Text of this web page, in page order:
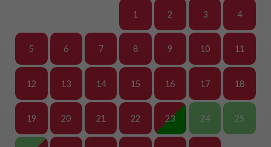
1 2 3 4
5 6 7 8 9 10 11
12 13 14 15 16 17 18
19 20 21 22 23 24 25